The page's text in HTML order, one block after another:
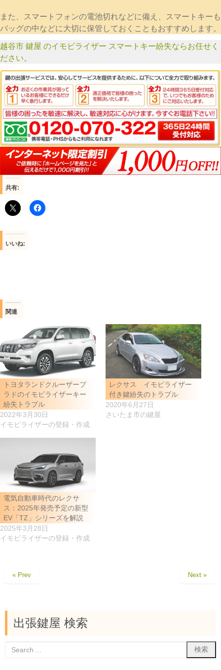
また、スマートフォンの電池切れなどに備え、スマートキーも
バッグの中などに大切に保管しておくこともおすすめします。
越谷市 鍵屋 のイモビライザー スマートキー紛失ならお任せく
ださい。
共有:
いいね:
関連
トヨタランドクルーザープ
ラドのイモビライザーキー
紛失トラブル
2022年3月30日
イモビライザーの登録・作成
レクサス イモビライザー
付き鍵紛失のトラブル
2020年6月27日
さいたま市の鍵屋
電気自動車時代のレクサ
ス：2025年発売予定の新型
EV「TZ」シリーズを解説
2025年3月28日
イモビライザーの登録・作成
« Prev Next »
出張鍵屋 検索